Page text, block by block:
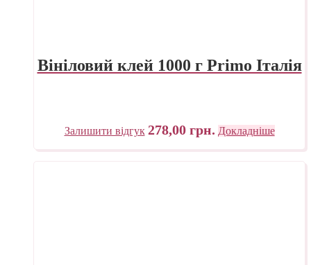
Вініловий клей 1000 г Primo Італія
Залишити відгук 278,00 грн. Докладніше